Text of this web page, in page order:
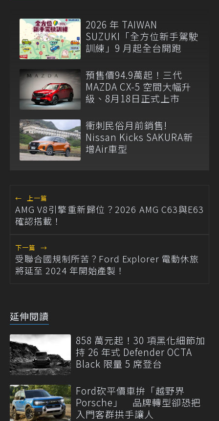
2026 年 TAIWAN
SUZUKI「全方位新手駕駛
訓練」9 月起全台開跑
預售價94.9萬起！三代
MAZDA CX-5 空間大幅升
級、8月18日正式上市
衝刺民俗月前銷售!
Nissan Kicks SAKURA新
增Air車型
← 上一篇
AMG V8引擎重新歸位？2026 AMG C63與E63
確認搭載！
下一篇 →
受聯合國規制所苦？Ford Explorer 電動休旅
將延至 2024 年開始產製！
延伸閱讀
858 萬元起！30 項黑化細節加
持 26 年式 Defender OCTA
Black 限量 5 席登台
Ford砍平價車拚「越野界
Porsche」 品牌轉型卻恐把
入門客群拱手讓人